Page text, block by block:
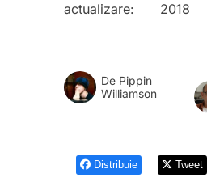
actualizare:
2018
De Pippin
Williamson
Distribuie Tweet